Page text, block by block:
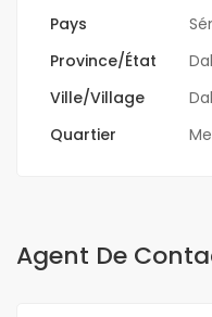
Pays
Province/État
Ville/Village
Quartier
Agent De